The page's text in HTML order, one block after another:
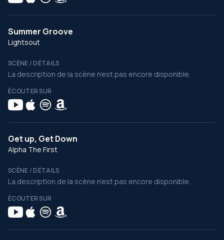
Summer Groove
Lightsout
SCÈNE / DÉTAILS
La description de la scène n’est pas encore disponible.
ÉCOUTER SUR
Get up, Get Down
Alpha The First
SCÈNE / DÉTAILS
La description de la scène n’est pas encore disponible.
ÉCOUTER SUR